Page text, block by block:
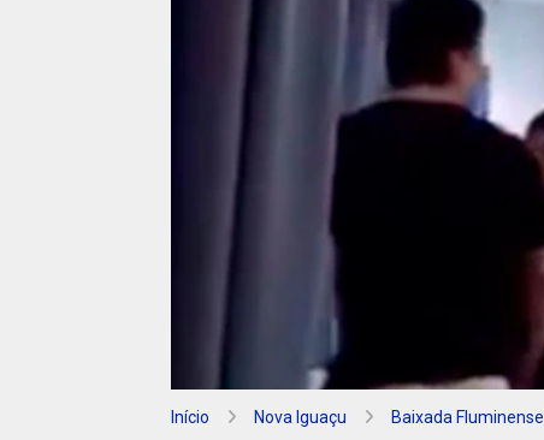
Início Nova Iguaçu Baixada Fluminense